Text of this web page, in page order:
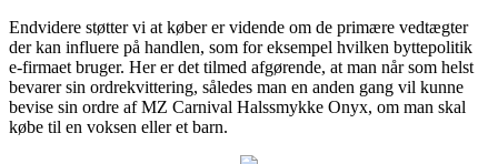
Endvidere støtter vi at køber er vidende om de primære vedtægter
der kan influere på handlen, som for eksempel hvilken byttepolitik
e-firmaet bruger. Her er det tilmed afgørende, at man når som helst
bevarer sin ordrekvittering, således man en anden gang vil kunne
bevise sin ordre af MZ Carnival Halssmykke Onyx, om man skal
købe til en voksen eller et barn.